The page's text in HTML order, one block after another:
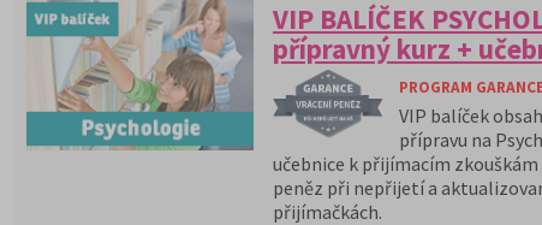
VIP BALÍČEK
přípravný kurz +
PROGRAM
VIP balíček
přípravu na
učebnice k přijímacím
peněz při nepřijetí a
přijímačkách.